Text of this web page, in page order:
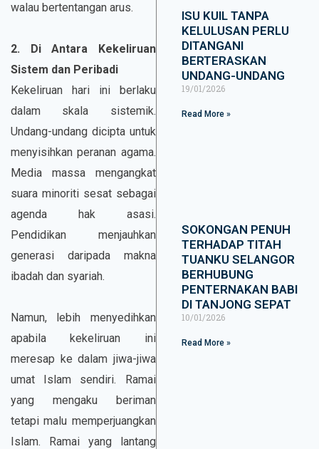
walau bertentangan arus.
2. Di Antara Kekeliruan
Sistem dan Peribadi
Kekeliruan hari ini berlaku
dalam skala sistemik.
Undang-undang dicipta untuk
menyisihkan peranan agama.
Media massa mengangkat
suara minoriti sesat sebagai
agenda hak asasi.
Pendidikan menjauhkan
generasi daripada makna
ibadah dan syariah.
Namun, lebih menyedihkan
apabila kekeliruan ini
meresap ke dalam jiwa-jiwa
umat Islam sendiri. Ramai
yang mengaku beriman
tetapi malu memperjuangkan
Islam. Ramai yang lantang
ISU KUIL TANPA
KELULUSAN PERLU
DITANGANI
BERTERASKAN
UNDANG-UNDANG
19/01/2026
Read More »
SOKONGAN PENUH
TERHADAP TITAH
TUANKU SELANGOR
BERHUBUNG
PENTERNAKAN BABI
DI TANJONG SEPAT
10/01/2026
Read More »